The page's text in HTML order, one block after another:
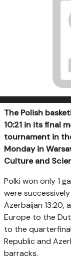
The Polish
10:21 in its final
tournament in
Monday in
Culture and
Polki won only 1
were
Azerbaijan 13:20,
Europe to the
to the
Republic and
barracks.